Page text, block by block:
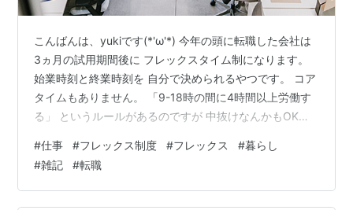
こんばんは、yukiです(*'ω'*) 今年の頭に転職した会社は
3ヵ月の試用期間後に フレックスタイム制になります。
始業時刻と終業時刻を 自分で決められるやつです。 コア
タイムもありません。 「9-18時の間に4時間以上労働す
る」 というルールがあるのですが 中抜けなんかもOKな
働けば、 その日は1日出勤したことになります。 もちろ
ん他の日に長く働いて 1ヵ月の間に調整しなければなりま
せん。 職種や部署によって ちょっと違いはありますが
#仕事 #フレックス制度 #フレックス #暮らし
#雑記 #転職